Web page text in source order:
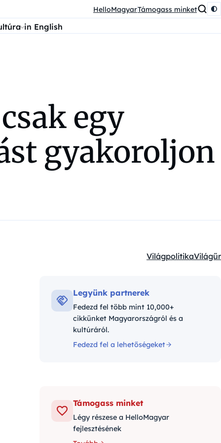
HelloMagyarTámogass minket
in English
egy
gyakoroljon
Kategóriák:
VilágpolitikaVilágűr
Legyünk partnerek
Fedezd fel több mint 10,000+
cikkünket Magyarországról és a
kultúráról.
Fedezd fel a lehetőségeket
Támogass minket
Légy részese a HelloMagyar
fejlesztésének